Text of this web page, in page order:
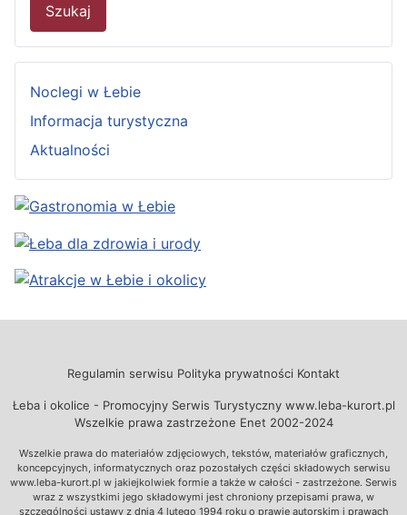
Szukaj
Noclegi w Łebie
Informacja turystyczna
Aktualności
Regulamin serwisu Polityka prywatności Kontakt
Łeba i okolice - Promocyjny Serwis Turystyczny www.leba-kurort.pl
Wszelkie prawa zastrzeżone Enet 2002-2024
Wszelkie prawa do materiałów zdjęciowych, tekstów, materiałów graficznych,
koncepcyjnych, informatycznych oraz pozostałych części składowych serwisu
www.leba-kurort.pl w jakiejkolwiek formie a także w całości - zastrzeżone. Serwis
wraz z wszystkimi jego składowymi jest chroniony przepisami prawa, w
szczególności ustawy z dnia 4 lutego 1994 roku o prawie autorskim i prawach